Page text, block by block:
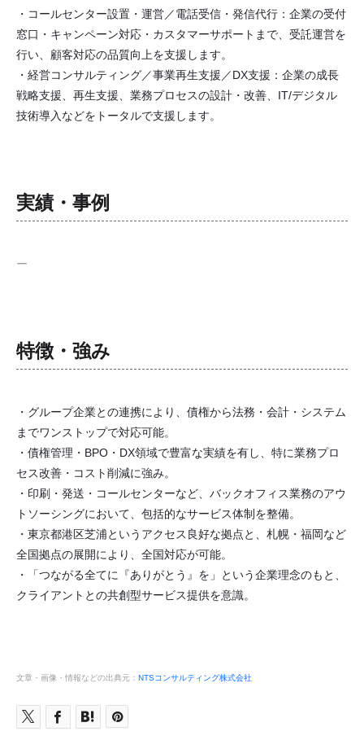
・コールセンター設置・運営／電話受信・発信代行：企業の受付
窓口・キャンペーン対応・カスタマーサポートまで、受託運営を
行い、顧客対応の品質向上を支援します。
・経営コンサルティング／事業再生支援／DX支援：企業の成長
戦略支援、再生支援、業務プロセスの設計・改善、IT/デジタル
技術導入などをトータルで支援します。
実績・事例
ー
特徴・強み
・グループ企業との連携により、債権から法務・会計・システム
までワンストップで対応可能。
・債権管理・BPO・DX領域で豊富な実績を有し、特に業務プロ
セス改善・コスト削減に強み。
・印刷・発送・コールセンターなど、バックオフィス業務のアウ
トソーシングにおいて、包括的なサービス体制を整備。
・東京都港区芝浦というアクセス良好な拠点と、札幌・福岡など
全国拠点の展開により、全国対応が可能。
・「つながる全てに『ありがとう』を」という企業理念のもと、
クライアントとの共創型サービス提供を意識。
文章・画像・情報などの出典元： NTSコンサルティング株式会社